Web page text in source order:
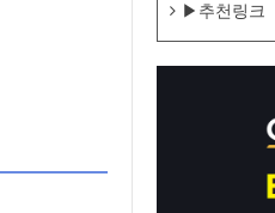
▶추천링크